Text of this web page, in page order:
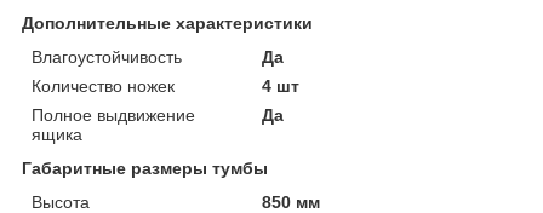
Дополнительные характеристики
Влагоустойчивость
Да
Количество ножек
4 шт
Полное выдвижение
ящика
Да
Габаритные размеры тумбы
Высота
850 мм